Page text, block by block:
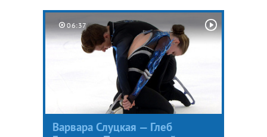
06:37
Варвара Слуцкая — Глеб